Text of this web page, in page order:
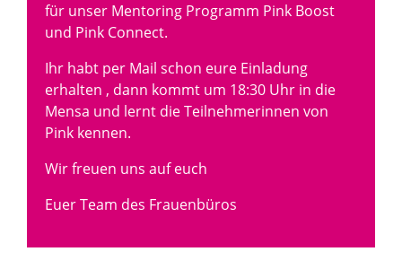
für unser Mentoring Programm Pink Boost
und Pink Connect.
Ihr habt per Mail schon eure Einladung
erhalten , dann kommt um 18:30 Uhr in die
Mensa und lernt die Teilnehmerinnen von
Pink kennen.
Wir freuen uns auf euch
Euer Team des Frauenbüros